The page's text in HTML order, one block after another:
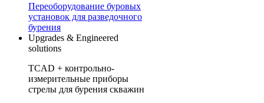
Переоборудование буровых
установок для разведочного
бурения
Upgrades & Engineered
solutions
TCAD + контрольно-
измерительные приборы
стрелы для бурения скважин